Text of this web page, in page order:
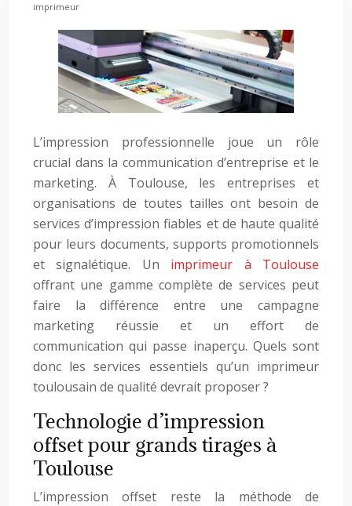
imprimeur
L’impression professionnelle joue un rôle
crucial dans la communication d’entreprise et le
marketing. À Toulouse, les entreprises et
organisations de toutes tailles ont besoin de
services d’impression fiables et de haute qualité
pour leurs documents, supports promotionnels
et signalétique. Un imprimeur à Toulouse
offrant une gamme complète de services peut
faire la différence entre une campagne
marketing réussie et un effort de
communication qui passe inaperçu. Quels sont
donc les services essentiels qu’un imprimeur
toulousain de qualité devrait proposer ?
Technologie d’impression
offset pour grands tirages à
Toulouse
L’impression offset reste la méthode de